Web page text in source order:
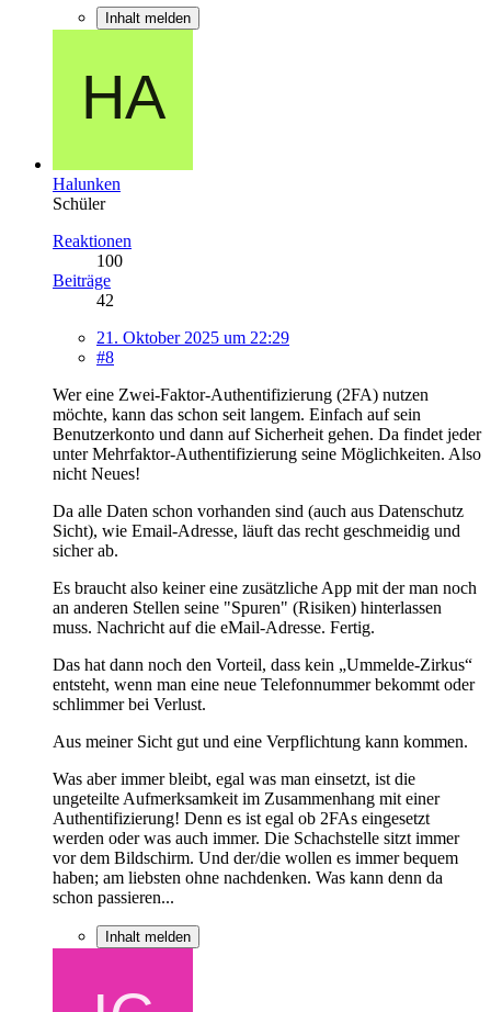
Inhalt melden
Halunken
Schüler
Reaktionen
100
Beiträge
42
21. Oktober 2025 um 22:29
#8
Wer eine Zwei-Faktor-Authentifizierung (2FA) nutzen
möchte, kann das schon seit langem. Einfach auf sein
Benutzerkonto und dann auf Sicherheit gehen. Da findet jeder
unter Mehrfaktor-Authentifizierung seine Möglichkeiten. Also
nicht Neues!
Da alle Daten schon vorhanden sind (auch aus Datenschutz
Sicht), wie Email-Adresse, läuft das recht geschmeidig und
sicher ab.
Es braucht also keiner eine zusätzliche App mit der man noch
an anderen Stellen seine "Spuren" (Risiken) hinterlassen
muss. Nachricht auf die eMail-Adresse. Fertig.
Das hat dann noch den Vorteil, dass kein „Ummelde-Zirkus“
entsteht, wenn man eine neue Telefonnummer bekommt oder
schlimmer bei Verlust.
Aus meiner Sicht gut und eine Verpflichtung kann kommen.
Was aber immer bleibt, egal was man einsetzt, ist die
ungeteilte Aufmerksamkeit im Zusammenhang mit einer
Authentifizierung! Denn es ist egal ob 2FAs eingesetzt
werden oder was auch immer. Die Schachstelle sitzt immer
vor dem Bildschirm. Und der/die wollen es immer bequem
haben; am liebsten ohne nachdenken. Was kann denn da
schon passieren...
Inhalt melden